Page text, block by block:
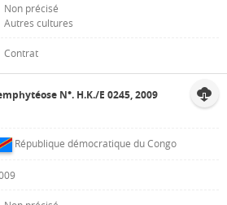
Non précisé
Autres cultures
Contrat
N°. H.K./E 0245, 2009
République démocratique du Congo